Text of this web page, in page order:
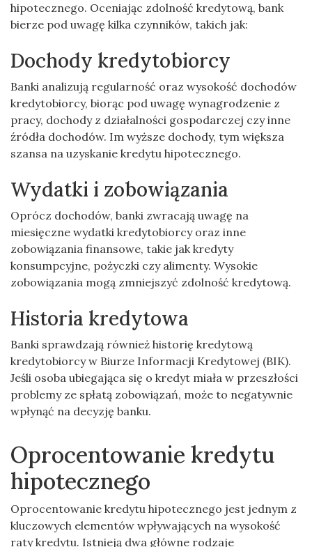
hipotecznego. Oceniając zdolność kredytową, bank
bierze pod uwagę kilka czynników, takich jak:
Dochody kredytobiorcy
Banki analizują regularność oraz wysokość dochodów
kredytobiorcy, biorąc pod uwagę wynagrodzenie z
pracy, dochody z działalności gospodarczej czy inne
źródła dochodów. Im wyższe dochody, tym większa
szansa na uzyskanie kredytu hipotecznego.
Wydatki i zobowiązania
Oprócz dochodów, banki zwracają uwagę na
miesięczne wydatki kredytobiorcy oraz inne
zobowiązania finansowe, takie jak kredyty
konsumpcyjne, pożyczki czy alimenty. Wysokie
zobowiązania mogą zmniejszyć zdolność kredytową.
Historia kredytowa
Banki sprawdzają również historię kredytową
kredytobiorcy w Biurze Informacji Kredytowej (BIK).
Jeśli osoba ubiegająca się o kredyt miała w przeszłości
problemy ze spłatą zobowiązań, może to negatywnie
wpłynąć na decyzję banku.
Oprocentowanie kredytu
hipotecznego
Oprocentowanie kredytu hipotecznego jest jednym z
kluczowych elementów wpływających na wysokość
raty kredytu. Istnieją dwa główne rodzaje